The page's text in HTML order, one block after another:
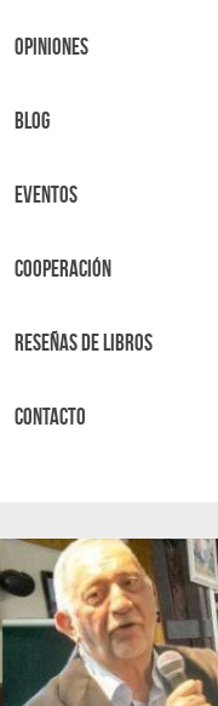
OPINIONES
BLOG
Eventos
Cooperación
Reseñas de libros
Contacto